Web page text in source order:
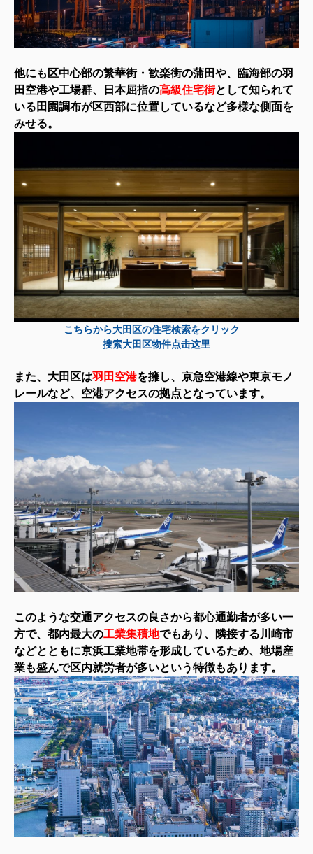
他にも区中心部の繁華街・歓楽街の蒲田や、臨海部の羽
田空港や工場群、日本屈指の高級住宅街として知られて
いる田園調布が区西部に位置しているなど多様な側面を
みせる。
こちらから大田区の住宅検索をクリック
搜索大田区物件点击这里
また、大田区は羽田空港を擁し、京急空港線や東京モノ
レールなど、空港アクセスの拠点となっています。
このような交通アクセスの良さから都心通勤者が多い一
方で、都内最大の工業集積地でもあり、隣接する川崎市
などとともに京浜工業地帯を形成しているため、地場産
業も盛んで区内就労者が多いという特徴もあります。